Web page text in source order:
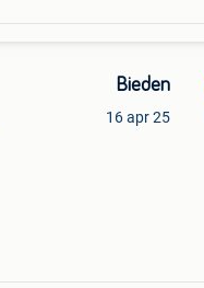
Bieden
16 apr 25